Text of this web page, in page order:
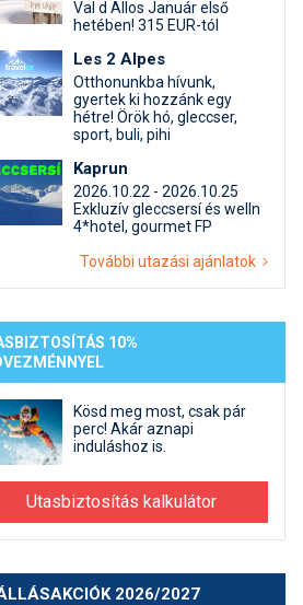
Termékkereső
egyéb síeléshez kapcsolódó téma
kapcsolatos kérdések és válaszok
beszélgetések
Val d Allos Január első
hetében! 315 EUR-tól
Les 2 Alpes
Otthonunkba hívunk,
gyertek ki hozzánk egy
hétre! Örök hó, gleccser,
sport, buli, pihi
Kaprun
2026.10.22 - 2026.10.25
Exkluzív gleccsersí és welln
4*hotel, gourmet FP
További utazási ajánlatok
10%
Kösd meg most, csak pár
perc! Akár aznapi
induláshoz is.
Utasbiztosítás kalkulátor
2026/2027